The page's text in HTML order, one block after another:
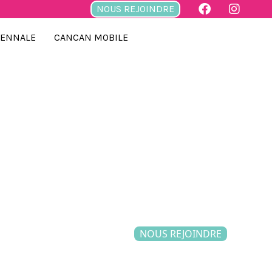
NOUS REJOINDRE
CANCAN MOBILE
NOUS REJOINDRE